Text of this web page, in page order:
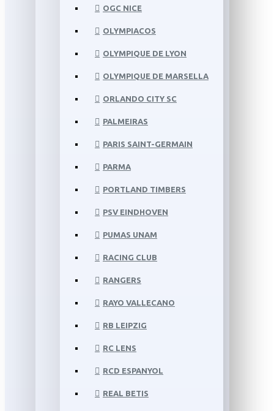
OGC NICE
OLYMPIACOS
OLYMPIQUE DE LYON
OLYMPIQUE DE MARSELLA
ORLANDO CITY SC
PALMEIRAS
PARIS SAINT-GERMAIN
PARMA
PORTLAND TIMBERS
PSV EINDHOVEN
PUMAS UNAM
RACING CLUB
RANGERS
RAYO VALLECANO
RB LEIPZIG
RC LENS
RCD ESPANYOL
REAL BETIS